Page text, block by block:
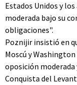
Estados Unidos y
moderada bajo su
obligaciones".
Poznijir insistió en
Moscú y
oposición moderada
Conquista del